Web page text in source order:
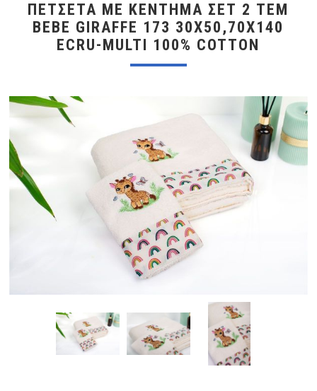
ΠΕΤΣΈΤΑ ΜΕ ΚΈΝΤΗΜΑ ΣΕΤ 2 ΤΕΜ
BEBE GIRAFFE 173 30X50,70X140
ECRU-MULTI 100% COTTON